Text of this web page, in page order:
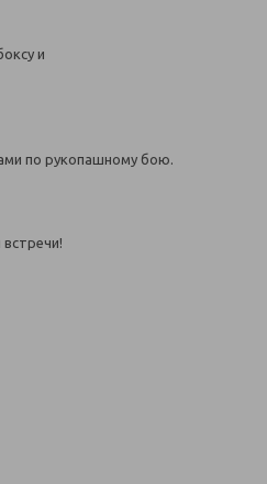
и
по рукопашному бою.